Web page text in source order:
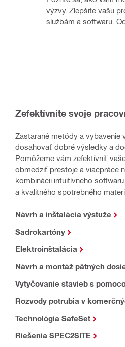
výzvy. Zlepšite vašu
službám a softwaru.
Zefektívnite svoje
Zastarané metódy a vybavenie
dosahovať dobré výsledky a
Pomôžeme vám zefektívniť
obmedziť prestoje a viacpráce
kombinácii intuitívneho
a kvalitného spotrebného
Návrh a inštalácia výstuže
Sadrokartóny
Elektroinštalácia
Návrh a montáž pätných
Vytyčovanie stavieb s
Rozvody potrubia v
Technológia SafeSet
Riešenia SPEC2SITE